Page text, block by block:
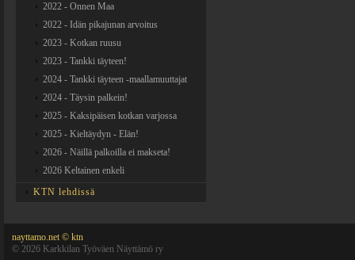
2022 - Onnen Maa
2022 - Idän pikajunan arvoitus
2023 - Kotkan ruusu
2023 - Tankki täyteen!
2024 - Tankki täyteen -maallamuuttajat
2024 - Täysin palkein!
2025 - Kaksipäisen kotkan varjossa
2025 - Kieltäydyn - Elän!
2026 - Näillä palkoilla ei makseta!
2026 Keltainen enkeli
KTN lehdissä
nayttamo.net © ktn
© 2026 Karkkilan Työväen Näyttämö ry